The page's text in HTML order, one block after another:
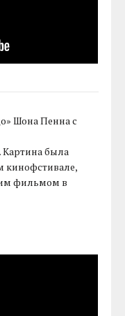
Шона Пенна с
Картина была
кинофстивале,
фильмом в